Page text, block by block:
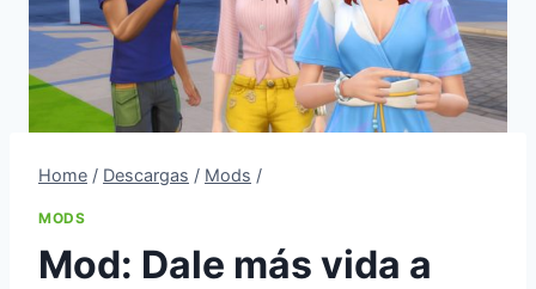
Home / Descargas / Mods /
MODS
Mod: Dale más vida a